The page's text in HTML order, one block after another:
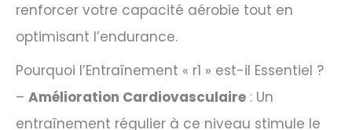
renforcer votre capacité aérobie tout en
optimisant l’endurance.
Pourquoi l’Entraînement « r1 » est-il Essentiel ?
– Amélioration Cardiovasculaire : Un
entraînement régulier à ce niveau stimule le